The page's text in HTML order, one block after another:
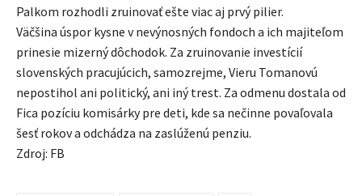
Palkom rozhodli zruinovať ešte viac aj prvý pilier.
Väčšina úspor kysne v nevýnosných fondoch a ich majiteľom
prinesie mizerný dôchodok. Za zruinovanie investícií
slovenských pracujúcich, samozrejme, Vieru Tomanovú
nepostihol ani politický, ani iný trest. Za odmenu dostala od
Fica pozíciu komisárky pre deti, kde sa nečinne povaľovala
šesť rokov a odchádza na zaslúženú penziu.
Zdroj: FB